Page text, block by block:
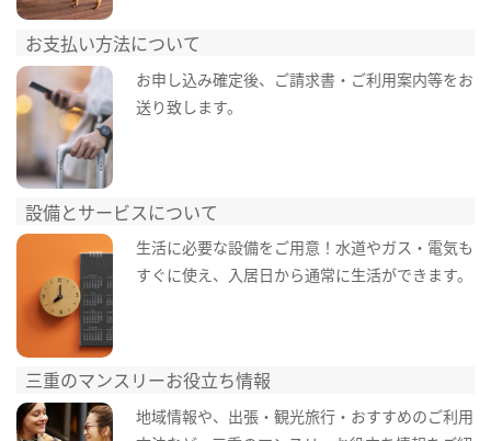
お支払い方法について
お申し込み確定後、ご請求書・ご利用案内等をお
送り致します。
設備とサービスについて
生活に必要な設備をご用意！水道やガス・電気も
すぐに使え、入居日から通常に生活ができます。
三重のマンスリーお役立ち情報
地域情報や、出張・観光旅行・おすすめのご利用